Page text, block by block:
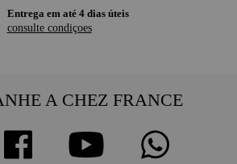
Entrega em até 4 dias úteis
consulte condiçoes
A CHEZ FRANCE